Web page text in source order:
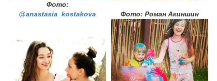
Фото:
@anastasia_kostakova
Фото: Роман Акиншин